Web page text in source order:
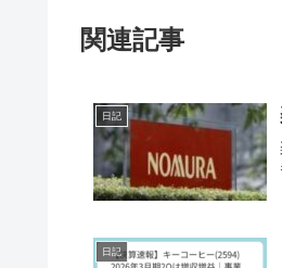
関連記事
日記
日記